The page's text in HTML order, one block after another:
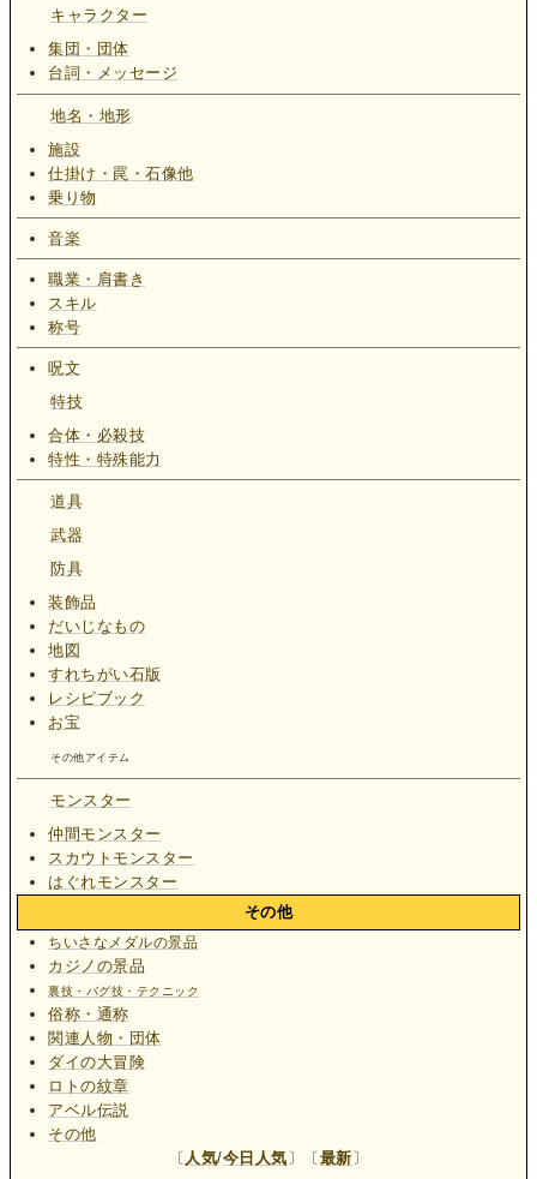
キャラクター
集団・団体
台詞・メッセージ
地名・地形
施設
仕掛け・罠・石像他
乗り物
音楽
職業・肩書き
スキル
称号
呪文
特技
合体・必殺技
特性・特殊能力
道具
武器
防具
装飾品
だいじなもの
地図
すれちがい石版
レシピブック
お宝
その他アイテム
モンスター
仲間モンスター
スカウトモンスター
はぐれモンスター
その他
ちいさなメダルの景品
カジノの景品
裏技・バグ技・テクニック
俗称・通称
関連人物・団体
ダイの大冒険
ロトの紋章
アベル伝説
その他
〔 人気/今日人気 〕〔 最新 〕